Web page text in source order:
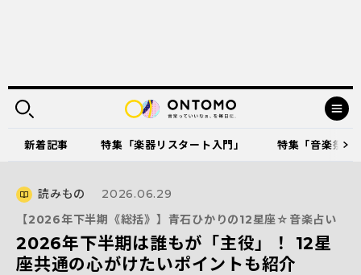
新着記事 特集「楽器リスタート入門」 特集「音楽祭
読みもの
2026.06.29
【2026年下半期《総括》】青石ひかりの12星座☆音楽占い
2026年下半期は誰もが「主役」！ 12星
座共通の心がけたいポイントも紹介